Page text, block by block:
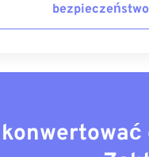
bezpieczeństwo